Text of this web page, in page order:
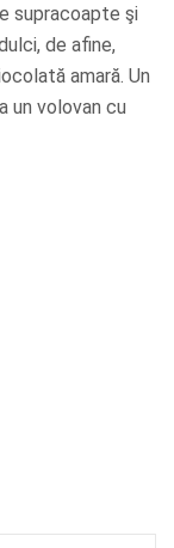
supracoapte şi
de afine,
amară. Un
un volovan cu